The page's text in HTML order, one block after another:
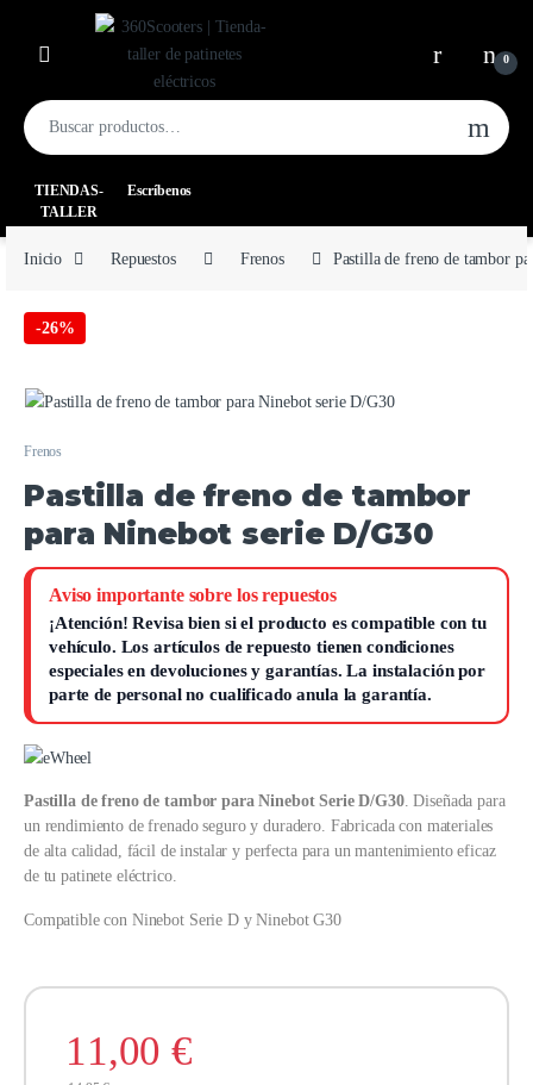
0
TIENDAS-
TALLER
Escríbenos
Inicio Repuestos Frenos Pastilla de freno de tambor
-26%
Frenos
Pastilla de freno de tambor
para Ninebot serie D/G30
Aviso importante sobre los repuestos
¡Atención!Revisa bien si el producto es compatible con tu
vehículo. Los artículos de repuesto tienen condiciones
especiales en devoluciones y garantías.La instalación por
parte de personal no cualificado anula la garantía.
Pastilla de freno de tambor para Ninebot Serie D/G30. Diseñada para
un rendimiento de frenado seguro y duradero. Fabricada con materiales
de alta calidad, fácil de instalar y perfecta para un mantenimiento eficaz
de tu patinete eléctrico.
Compatible con Ninebot Serie D y Ninebot G30
11,00€